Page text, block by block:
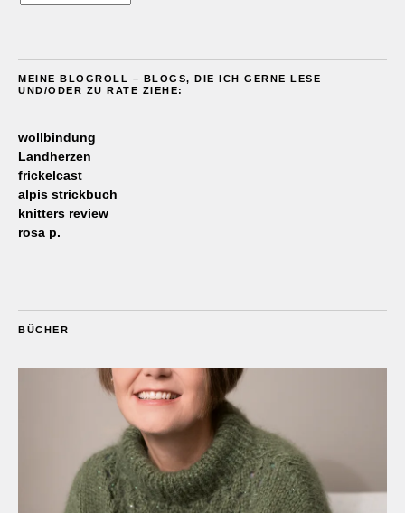
MEINE BLOGROLL – BLOGS, DIE ICH GERNE LESE
UND/ODER ZU RATE ZIEHE:
wollbindung
Landherzen
frickelcast
alpis strickbuch
knitters review
rosa p.
BÜCHER